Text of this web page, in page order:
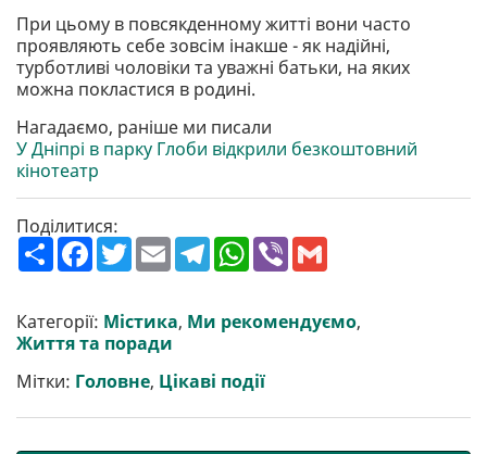
При цьому в повсякденному житті вони часто
проявляють себе зовсім інакше - як надійні,
турботливі чоловіки та уважні батьки, на яких
можна покластися в родині.
Нагадаємо, раніше ми писали
У Дніпрі в парку Глоби відкрили безкоштовний
кінотеатр
Поділитися:
П
о
р
и
т
F
a
b
o
o
T
w
t
e
r
E
m
l
T
e
g
r
m
W
h
s
A
p
V
r l
Категорії: Містика, Ми рекомендуємо,
Життя та поради
Мітки: Головне, Цікаві події